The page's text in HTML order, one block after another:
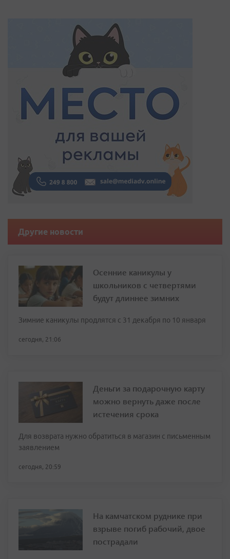
Другие новости
Осенние каникулы у
школьников с четвертями
будут длиннее зимних
Зимние каникулы продлятся с 31 декабря по 10 января
сегодня, 21:06
Деньги за подарочную карту
можно вернуть даже после
истечения срока
Для возврата нужно обратиться в магазин с письменным
заявлением
сегодня, 20:59
На камчатском руднике при
взрыве погиб рабочий, двое
пострадали